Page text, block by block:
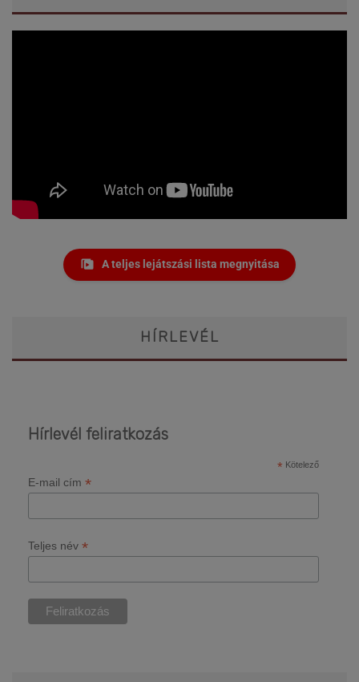
A teljes lejátszási lista megnyitása
HÍRLEVÉL
Hírlevél feliratkozás
* Kötelező
E-mail cím *
Teljes név *